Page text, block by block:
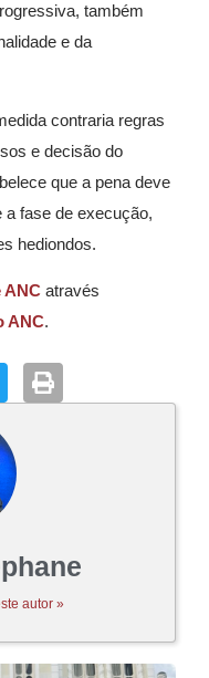
também
e da
contraria regras
e decisão do
que a pena deve
a fase de execução,
hediondos.
ANC através
ANC.
autor »